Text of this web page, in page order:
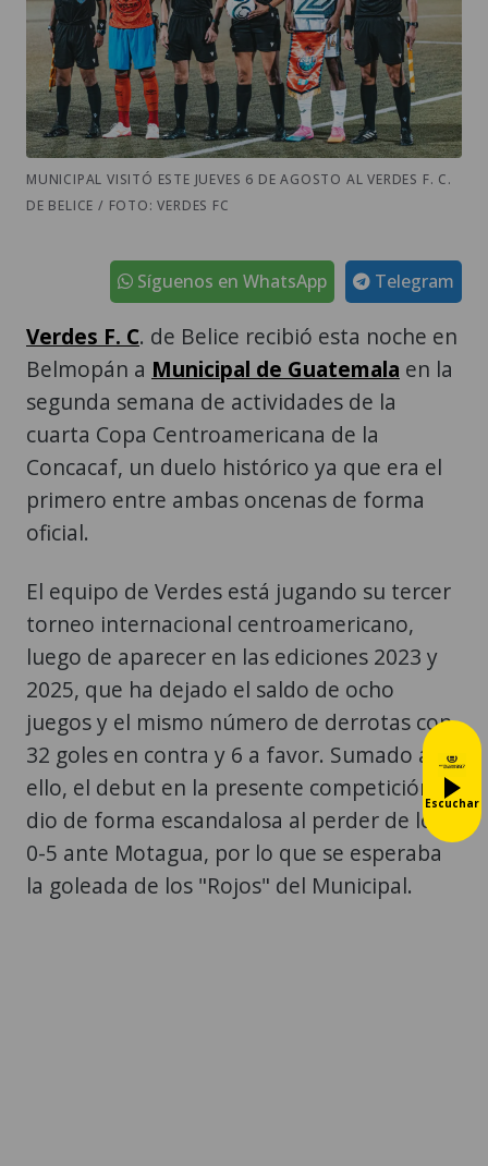
MUNICIPAL VISITÓ ESTE JUEVES 6 DE AGOSTO AL VERDES F. C.
DE BELICE / FOTO: VERDES FC
Telegram
Síguenos en WhatsApp
Verdes F. C. de Belice recibió esta noche en
Belmopán a Municipal de Guatemala en la
segunda semana de actividades de la
cuarta Copa Centroamericana de la
Concacaf, un duelo histórico ya que era el
primero entre ambas oncenas de forma
oficial.
El equipo de Verdes está jugando su tercer
torneo internacional centroamericano,
luego de aparecer en las ediciones 2023 y
2025, que ha dejado el saldo de ocho
juegos y el mismo número de derrotas con
32 goles en contra y 6 a favor. Sumado a
ello, el debut en la presente competición se
dio de forma escandalosa al perder de local
0-5 ante Motagua, por lo que se esperaba
la goleada de los "Rojos" del Municipal.
Escuchar